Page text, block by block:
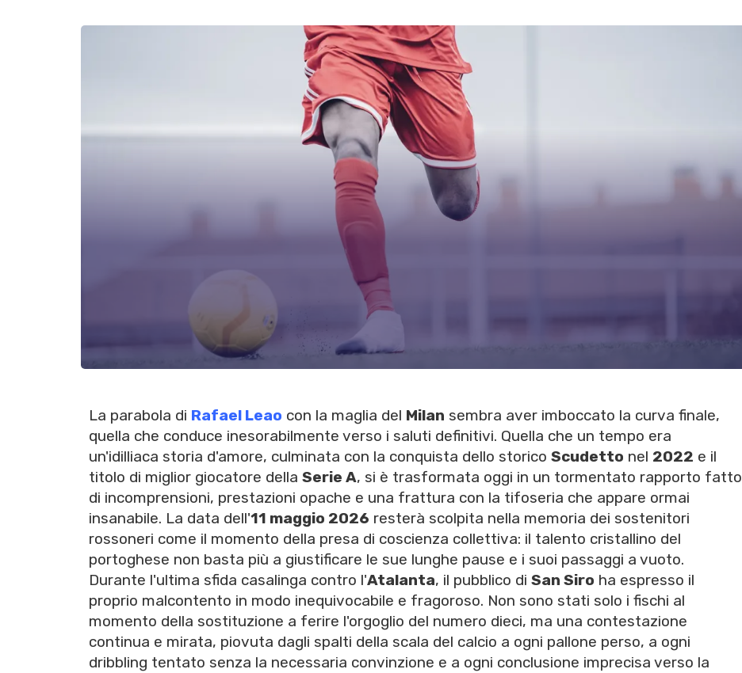
La parabola di Rafael Leao con la maglia del Milan sembra aver imboccato la curva finale,
quella che conduce inesorabilmente verso i saluti definitivi. Quella che un tempo era
un'idilliaca storia d'amore, culminata con la conquista dello storico Scudetto nel 2022 e il
titolo di miglior giocatore della Serie A, si è trasformata oggi in un tormentato rapporto fatto
di incomprensioni, prestazioni opache e una frattura con la tifoseria che appare ormai
insanabile. La data dell'11 maggio 2026 resterà scolpita nella memoria dei sostenitori
rossoneri come il momento della presa di coscienza collettiva: il talento cristallino del
portoghese non basta più a giustificare le sue lunghe pause e i suoi passaggi a vuoto.
Durante l'ultima sfida casalinga contro l'Atalanta, il pubblico di San Siro ha espresso il
proprio malcontento in modo inequivocabile e fragoroso. Non sono stati solo i fischi al
momento della sostituzione a ferire l'orgoglio del numero dieci, ma una contestazione
continua e mirata, piovuta dagli spalti della scala del calcio a ogni pallone perso, a ogni
dribbling tentato senza la necessaria convinzione e a ogni conclusione imprecisa verso la